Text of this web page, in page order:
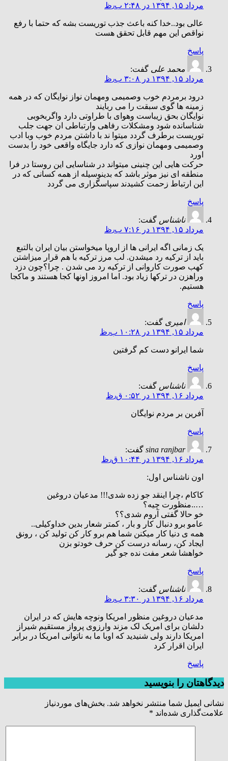
مرداد ۱۵, ۱۳۹۴ در ۲:۴۸ ب٫ظ
عالی بود..خدا کنه باعث جذب توریست بشه که حتما با رفع
نواقص این مهم قابل تحقق هست
پاسخ
محمد علی گفت:
مرداد ۱۵, ۱۳۹۴ در ۳:۰۸ ب٫ظ
درود برمردم خوب وصمیمی ومهمان نواز نوایگان که در همه
زمینه ها گوی سبقت را می ربایند
نوایگان بحق زیباست وهوای با طراوتی دارد واگربخوبی
شناسانده شود ومشکلات رفاهی وارتباطی ان جهت جلب
توریست برطرف گردد میتوا ند با داشتن مردم خوب وبا ادب
وصمیمی ومهمان نوازی که دارد جایگاه واقعی خود را بدست
اورد
حرکت هایی این چنینی میتواند در شناسایی این روستا در فرا
منطقه ای نیز موثر باشد که بدینوسیله از همه کسانی که در
این ارتباط زحمت کشیدند سپاسگزاری می گردد
پاسخ
ناشناس گفت:
مرداد ۱۵, ۱۳۹۴ در ۷:۱۶ ب٫ظ
یک زمانی اگه ایرانی ها از اروپا میخواستن بیان ایران بالتبع
باید از ترکیه رد میشدن. لب مرز ترکیه با هم قرار میزاشتن
کهب صورت کاروانی از ترکیه رد می شدن . چرا؟چون دزد
وراهزن در ترکها زیاد بود. اما امروز اونها کجا هستند و ماکجا
هستیم.
پاسخ
امیری گفت:
مرداد ۱۵, ۱۳۹۴ در ۱۰:۲۸ ب٫ظ
شما ایرانو دست کم گرفتین
پاسخ
ناشناس گفت:
مرداد ۱۶, ۱۳۹۴ در ۰:۵۲ ق٫ظ
آفرین بر مردم نوایگان
پاسخ
sina ranjbar گفت:
مرداد ۱۶, ۱۳۹۴ در ۱۰:۴۴ ق٫ظ
اون ناشناس اول:
کاکام ،چرا اینقد جو زده شدی!!! مدعیان دروغین
…..منظورت چیه؟
خو حالا گفتی آروم شدی؟؟
عامو برو دنبال کار و بار ، کمتر شعار بدین خداوکیلی..
همه ی دنیا کار میکنن شما هم برو کار کن تولید کن ، رونق
ایجاد کن، رسانه درست کن حرف خودتو بزن
خواهشا شعر مفت نده جو گیر
پاسخ
ناشناس گفت:
مرداد ۱۶, ۱۳۹۴ در ۳:۳۰ ب٫ظ
مدعیان دروغین منظور امریکا ونوچه هایش که در ایران
دلشان برای امریک لک مزند وارزوی پرواز مستقیم شیراز
امریکا دارند ولی شنیدید که اوبا ما به ناتوانی امریکا در برابر
ایران اقرار کرد
پاسخ
دیدگاهتان را بنویسید
نشانی ایمیل شما منتشر نخواهد شد. بخش‌های موردنیاز
علامت‌گذاری شده‌اند *